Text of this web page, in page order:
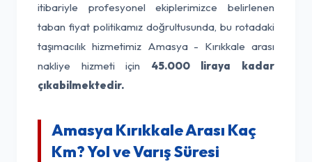
itibariyle profesyonel ekiplerimizce belirlenen
taban fiyat politikamız doğrultusunda, bu rotadaki
taşımacılık hizmetimiz Amasya - Kırıkkale arası
nakliye hizmeti için 45.000 liraya kadar
çıkabilmektedir.
Amasya Kırıkkale Arası Kaç
Km? Yol ve Varış Süresi